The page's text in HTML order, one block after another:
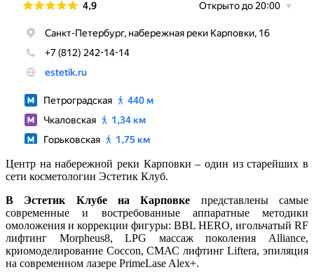
Центр на набережной реки Карповки – один из старейших в
сети косметологии Эстетик Клуб.
В Эстетик Клубе на Карповке представлены самые
современные и востребованные аппаратные методики
омоложения и коррекции фигуры: BBL HERO, игольчатый RF
лифтинг Morpheus8, LPG массаж поколения Alliance,
криомоделирование Coccon, СМАС лифтинг Liftera, эпиляция
на современном лазере PrimeLase Alex+.